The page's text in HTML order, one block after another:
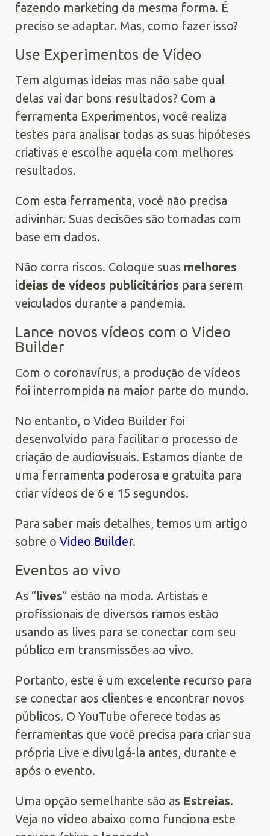
fazendo marketing da mesma forma. É
preciso se adaptar. Mas, como fazer isso?
Use Experimentos de Vídeo
Tem algumas ideias mas não sabe qual
delas vai dar bons resultados? Com a
ferramenta Experimentos, você realiza
testes para analisar todas as suas hipóteses
criativas e escolhe aquela com melhores
resultados.
Com esta ferramenta, você não precisa
adivinhar. Suas decisões são tomadas com
base em dados.
Não corra riscos. Coloque suas melhores
ideias de vídeos publicitários para serem
veiculados durante a pandemia.
Lance novos vídeos com o Video
Builder
Com o coronavírus, a produção de vídeos
foi interrompida na maior parte do mundo.
No entanto, o Video Builder foi
desenvolvido para facilitar o processo de
criação de audiovisuais. Estamos diante de
uma ferramenta poderosa e gratuita para
criar vídeos de 6 e 15 segundos.
Para saber mais detalhes, temos um artigo
sobre o Video Builder.
Eventos ao vivo
As “lives” estão na moda. Artistas e
profissionais de diversos ramos estão
usando as lives para se conectar com seu
público em transmissões ao vivo.
Portanto, este é um excelente recurso para
se conectar aos clientes e encontrar novos
públicos. O YouTube oferece todas as
ferramentas que você precisa para criar sua
própria Live e divulgá-la antes, durante e
após o evento.
Uma opção semelhante são as Estreias.
Veja no vídeo abaixo como funciona este